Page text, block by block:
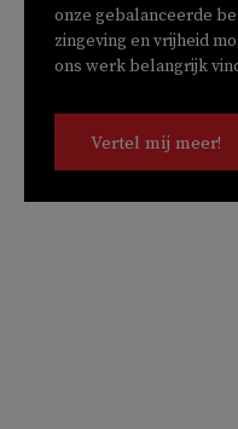
onze gebalanceerde
zingeving en vrijheid
ons werk belangrijk
Vertel mij meer!